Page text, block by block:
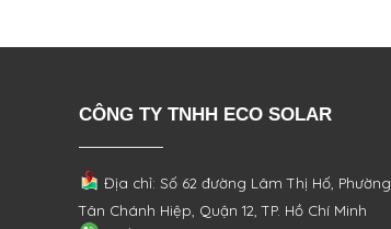
CÔNG TY TNHH ECO SOLAR
Địa chỉ: Số 62 đường Lâm Thị Hố, Phường
Tân Chánh Hiệp, Quận 12, TP. Hồ Chí Minh